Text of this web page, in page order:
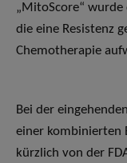
„MitoScore“ wurde
die eine Resistenz
Chemotherapie
Bei der
einer kombinierten
kürzlich von der